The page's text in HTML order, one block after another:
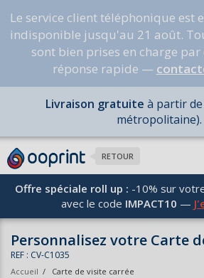
Le service client téléphonique est
indisponible jusqu'au 21 août.
sont bien prises en charge
réponse rapide —
Livraison gratuite à partir
métropolitaine).
RETOUR
Offre spéciale roll up : -10% sur
avec le code IMPACT10 —
Personnalisez votre Carte
REF : CV-C1035
Accueil / Carte de visite carrée